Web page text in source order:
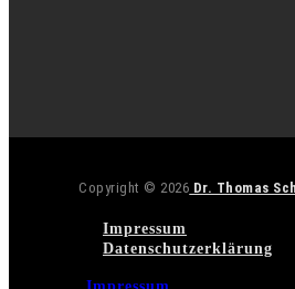
Copyright © 2026 Dr. Thomas
Impressum
Datenschutzerklärung